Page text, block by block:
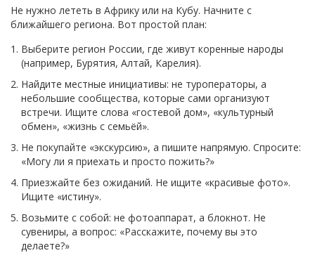
Не нужно лететь в Африку или на Кубу. Начните с
ближайшего региона. Вот простой план:
Выберите регион России, где живут коренные народы
(например, Бурятия, Алтай, Карелия).
Найдите местные инициативы: не туроператоры, а
небольшие сообщества, которые сами организуют
встречи. Ищите слова «гостевой дом», «культурный
обмен», «жизнь с семьёй».
Не покупайте «экскурсию», а пишите напрямую. Спросите:
«Могу ли я приехать и просто пожить?»
Приезжайте без ожиданий. Не ищите «красивые фото».
Ищите «истину».
Возьмите с собой: не фотоаппарат, а блокнот. Не
сувениры, а вопрос: «Расскажите, почему вы это
делаете?»